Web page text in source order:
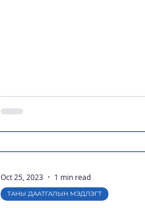
ТАНЫ ДААТГАЛЫН МЭДЛЭГТ
Oct 25, 2023 1 min read